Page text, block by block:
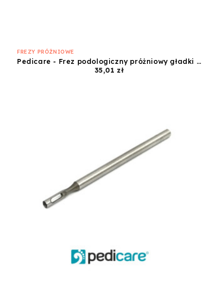
FREZY PRÓŻNIOWE
Pedicare - Frez podologiczny próżniowy gładki 1,8mm P1
35,01 złCena